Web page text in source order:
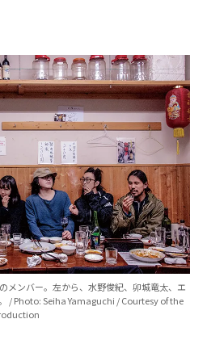
ンバー。左から、水野俊紀、卯城竜太、エ
/ Photo: Seiha Yamaguchi / Courtesy of the